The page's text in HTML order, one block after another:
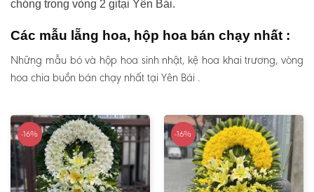
chóng trong vòng 2 gitại Yên Bái.
Các mẫu lẵng hoa, hộp hoa bán chạy nhất :
Những mẫu bó và hộp hoa sinh nhật, kệ hoa khai trương, vòng
hoa chia buồn bán chạy nhất tại Yên Bái .
-16% -16%